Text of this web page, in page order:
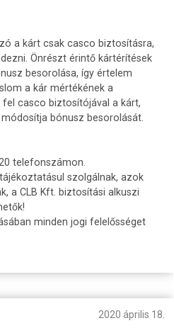
a kárt csak casco biztosításra,
Önrészt érintő kártérítések
besorolása, így értelem
a kár mértékének a
casco biztosítójával a kárt,
bónusz besorolását.
telefonszámon.
szolgálnak, azok
a CLB Kft. biztosítási alkuszi
minden jogi felelősséget
2020 április 18.